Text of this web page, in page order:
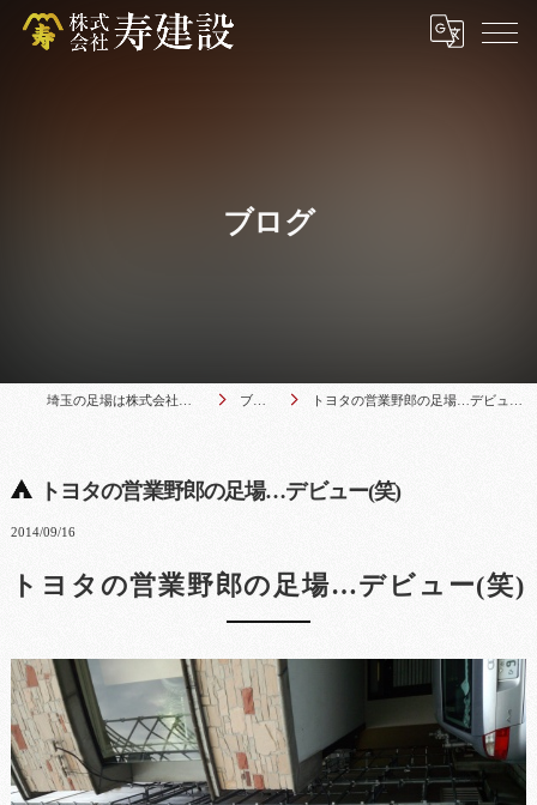
ブログ
埼玉の足場は株式会社寿建設 ブログ トヨタの営業野郎の足場…デビュー(笑)
トヨタの営業野郎の足場…デビュー(笑)
2014/09/16
トヨタの営業野郎の足場…デビュー(笑)